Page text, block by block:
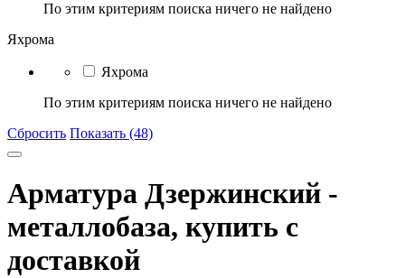
По этим критериям поиска ничего не найдено
Яхрома
Яхрома
По этим критериям поиска ничего не найдено
Сбросить Показать (48)
Арматура Дзержинский -
металлобаза, купить с
доставкой